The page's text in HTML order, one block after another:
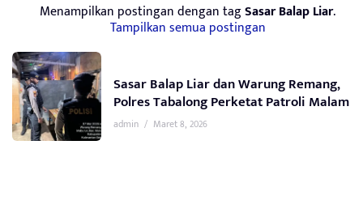
Menampilkan postingan dengan tagSasar Balap Liar.
Tampilkan semua postingan
Sasar Balap Liar dan Warung Remang,
Polres Tabalong Perketat Patroli Malam
admin / Maret 8, 2026